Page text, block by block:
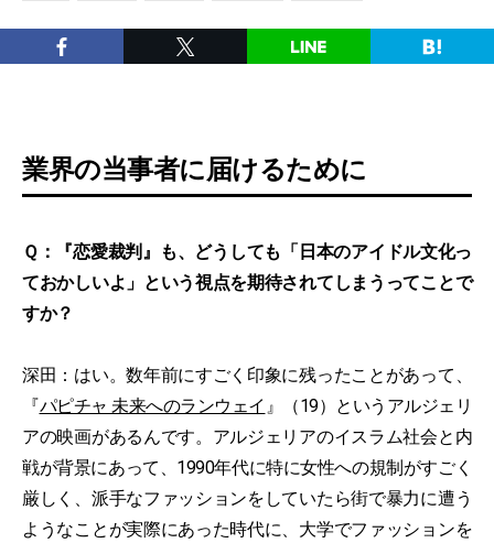
業界の当事者に届けるために
Ｑ：『恋愛裁判』も、どうしても「日本のアイドル文化っ
ておかしいよ」という視点を期待されてしまうってことで
すか？
深田：はい。数年前にすごく印象に残ったことがあって、
『パピチャ 未来へのランウェイ 』（19）というアルジェリ
アの映画があるんです。アルジェリアのイスラム社会と内
戦が背景にあって、1990年代に特に女性への規制がすごく
厳しく、派手なファッションをしていたら街で暴力に遭う
ようなことが実際にあった時代に、大学でファッションを